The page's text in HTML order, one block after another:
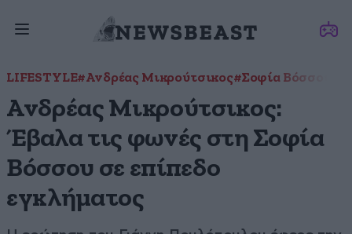
LIFESTYLE#Ανδρέας Μικρούτσικος#Σοφία Βόσσου
Ανδρέας Μικρούτσικος:
Έβαλα τις φωνές στη Σοφία
Βόσσου σε επίπεδο
εγκλήματος